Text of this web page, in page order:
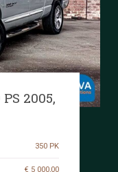
2005,
350 PK
€ 5 000,00